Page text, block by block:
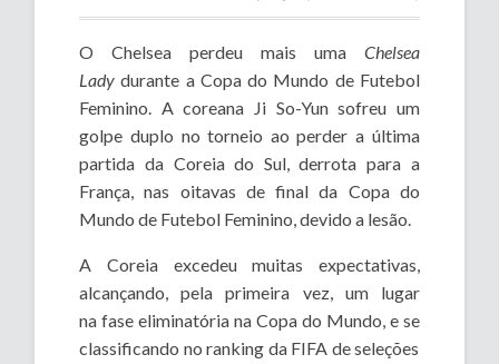
O Chelsea perdeu mais uma Chelsea
Ladydurante a Copa do Mundo de Futebol
Feminino. A coreana Ji So-Yun sofreu um
golpe duplo no torneio ao perder a última
partida da Coreia do Sul, derrota para a
França, nas oitavas de final da Copa do
Mundo de Futebol Feminino, devido a lesão.
A Coreia excedeumuitas expectativas,
alcançando, pela primeira vez, um lugar
na fase eliminatória na Copa do Mundo, e se
classificando no ranking da FIFA de seleções